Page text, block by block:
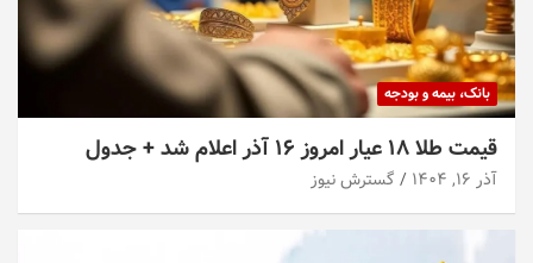
بانک، بیمه و بودجه
قیمت طلا ۱۸ عیار امروز ۱۶ آذر اعلام شد + جدول
آذر ۱۶, ۱۴۰۴ گسترش نیوز